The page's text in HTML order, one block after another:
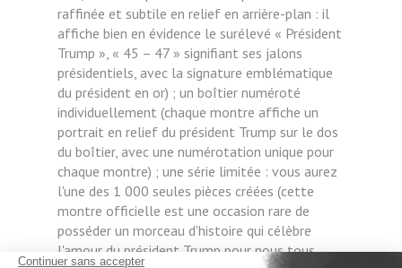
raffinée et subtile en relief en arrière-plan : il
affiche bien en évidence le surélevé « Président
Trump », « 45 – 47 » signifiant ses jalons
présidentiels, avec la signature emblématique
du président en or) ; un boîtier numéroté
individuellement (chaque montre affiche un
portrait en relief du président Trump sur le dos
du boîtier, avec une numérotation unique pour
chaque montre) ; une série limitée : vous aurez
l'une des 1 000 seules pièces créées (cette
montre officielle est une occasion rare de
posséder un morceau d'histoire qui célèbre
l'amour du président Trump pour nous tous.